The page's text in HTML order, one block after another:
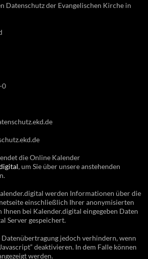
Datenschutz der Evangelischen Kirche in
0
die Online Kalender
, um Sie über unsere anstehenden
werden Informationen über die
einschließlich Ihrer anonymisierten
Ihnen bei Kalender.digital eingegeben Daten
Server gespeichert.
Datenübertragung jedoch verhindern, wenn
deaktivieren. In dem Falle können
werden.